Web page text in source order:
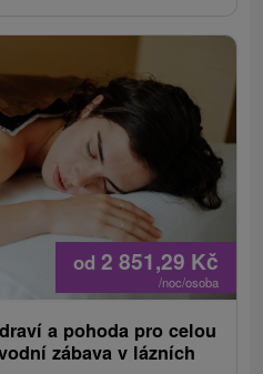
od 2 851,29 Kč
/noc/osoba
a pohoda pro celou
zábava v lázních